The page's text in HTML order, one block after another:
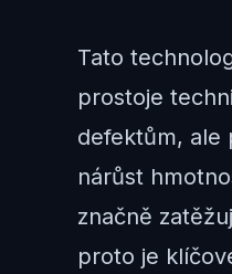
Tato
prostoje
defektům, ale
nárůst
značně
proto je